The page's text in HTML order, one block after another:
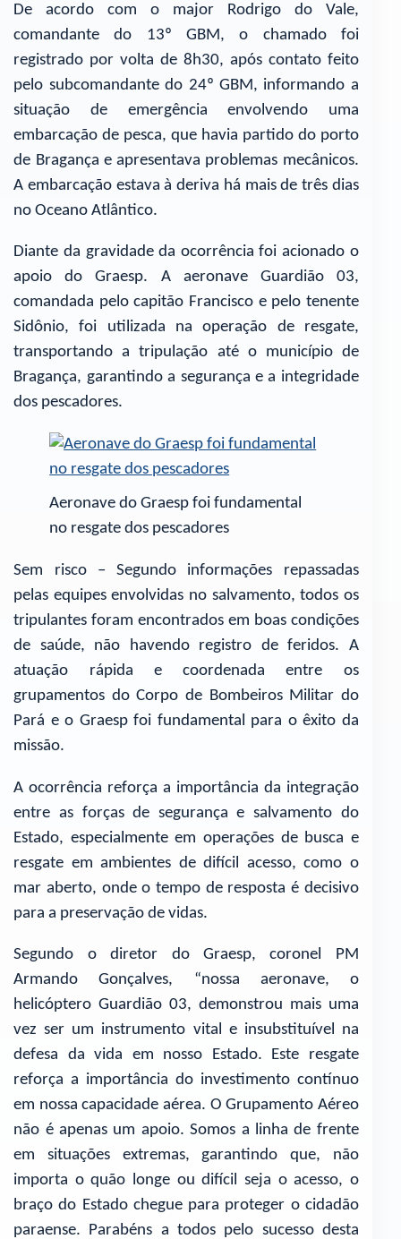
De acordo com o major Rodrigo do Vale,
comandante do 13º GBM, o chamado foi
registrado por volta de 8h30, após contato feito
pelo subcomandante do 24º GBM, informando a
situação de emergência envolvendo uma
embarcação de pesca, que havia partido do porto
de Bragança e apresentava problemas mecânicos.
A embarcação estava à deriva há mais de três dias
no Oceano Atlântico.
Diante da gravidade da ocorrência foi acionado o
apoio do Graesp. A aeronave Guardião 03,
comandada pelo capitão Francisco e pelo tenente
Sidônio, foi utilizada na operação de resgate,
transportando a tripulação até o município de
Bragança, garantindo a segurança e a integridade
dos pescadores.
Aeronave do Graesp foi fundamental
no resgate dos pescadores
Sem risco – Segundo informações repassadas
pelas equipes envolvidas no salvamento, todos os
tripulantes foram encontrados em boas condições
de saúde, não havendo registro de feridos. A
atuação rápida e coordenada entre os
grupamentos do Corpo de Bombeiros Militar do
Pará e o Graesp foi fundamental para o êxito da
missão.
A ocorrência reforça a importância da integração
entre as forças de segurança e salvamento do
Estado, especialmente em operações de busca e
resgate em ambientes de difícil acesso, como o
mar aberto, onde o tempo de resposta é decisivo
para a preservação de vidas.
Segundo o diretor do Graesp, coronel PM
Armando Gonçalves, “nossa aeronave, o
helicóptero Guardião 03, demonstrou mais uma
vez ser um instrumento vital e insubstituível na
defesa da vida em nosso Estado. Este resgate
reforça a importância do investimento contínuo
em nossa capacidade aérea. O Grupamento Aéreo
não é apenas um apoio. Somos a linha de frente
em situações extremas, garantindo que, não
importa o quão longe ou difícil seja o acesso, o
braço do Estado chegue para proteger o cidadão
paraense. Parabéns a todos pelo sucesso desta